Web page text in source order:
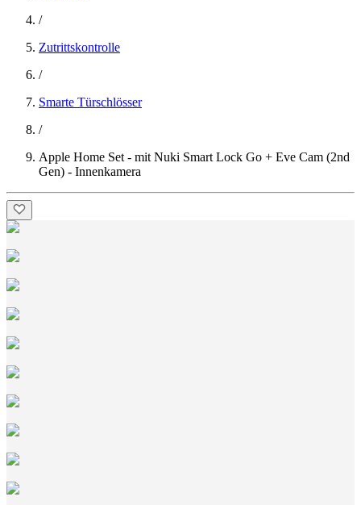
/
Zutrittskontrolle
/
Smarte Türschlösser
/
Apple Home Set - mit Nuki Smart Lock Go + Eve Cam (2nd
Gen) - Innenkamera